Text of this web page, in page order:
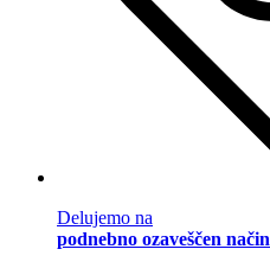
Delujemo na
podnebno ozaveščen način